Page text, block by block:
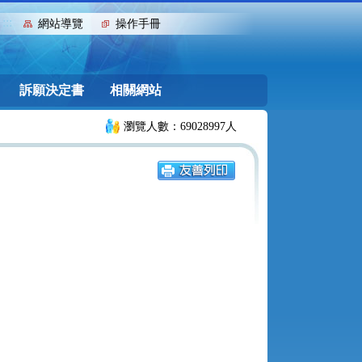
::: 網站導覽 操作手冊
訴願決定書 相關網站
瀏覽人數：69028997人